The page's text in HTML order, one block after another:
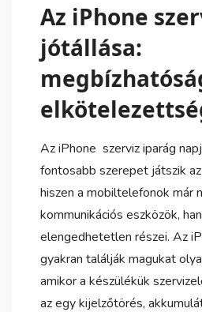
Az iPhone
jótállása:
Az iPhone szerviz iparág
fontosabb szerepet játszik
hiszen a mobiltelefonok már
kommunikációs eszközök,
elengedhetetlen részei. Az
gyakran találják magukat
amikor a készülékük
az egy kijelzőtörés,